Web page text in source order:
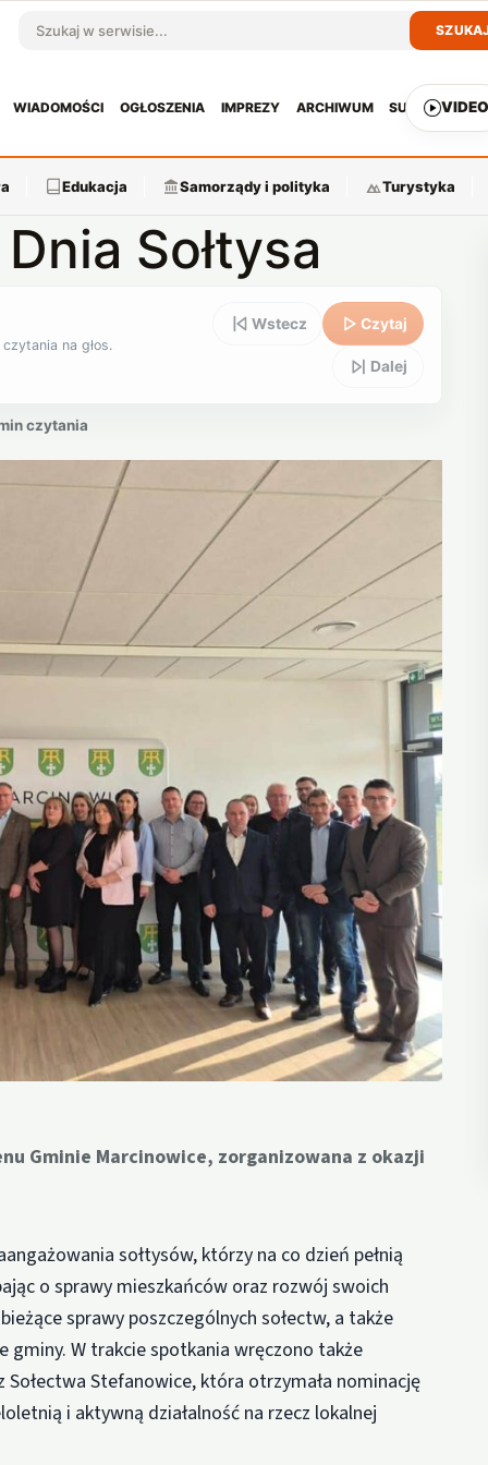
Szukaj w serwisie
WIADOMOŚCI OGŁOSZENIA IMPREZY ARCHIWUM SUBSKRYPCJA
VIDEO
Edukacja Samorządy i polityka Turystyka
Sołtysa
na głos.
Wstecz Czytaj
Dalej
czytania
Gminie Marcinowice, zorganizowana z okazji
sołtysów, którzy na co dzień pełnią
o sprawy mieszkańców oraz rozwój swoich
sprawy poszczególnych sołectw, a także
gminy. W trakcie spotkania wręczono także
Sołectwa Stefanowice, która otrzymała nominację
i aktywną działalność na rzecz lokalnej